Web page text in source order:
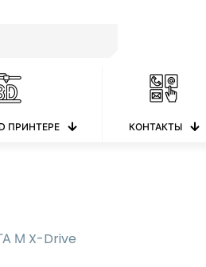
ПРИНТЕРЕ КОНТАКТЫ
М X-Drive